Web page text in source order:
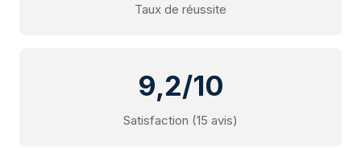
Taux de réussite
9,2/10
Satisfaction (15 avis)